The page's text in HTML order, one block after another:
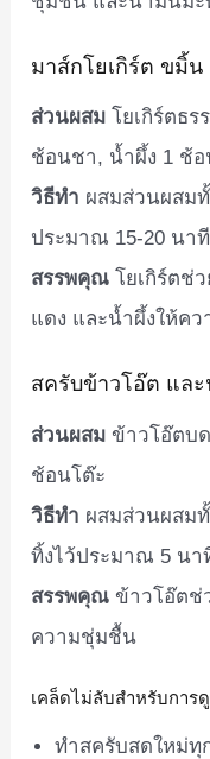
มาส์กโยเกิร์ต ขมิ้น
ส่วนผสม โยเกิร์ตธ
ช้อนชา, น้ำผึ้ง 1 ช้
วิธีทำ ผสมส่วนผสม
ประมาณ 15-20 นา
สรรพคุณ โยเกิร์ตช่
แดง และน้ำผึ้งให้ค
สครับข้าวโอ๊ต แล
ส่วนผสม ข้าวโอ๊ตบ
ช้อนโต๊ะ
วิธีทำ ผสมส่วนผสม
ทิ้งไว้ประมาณ 5 นา
สรรพคุณ ข้าวโอ๊ตช่
ความชุ่มชื้น
เคล็ดไม่ลับสำหรับการ
ทำสครับสดใหม่ทุ